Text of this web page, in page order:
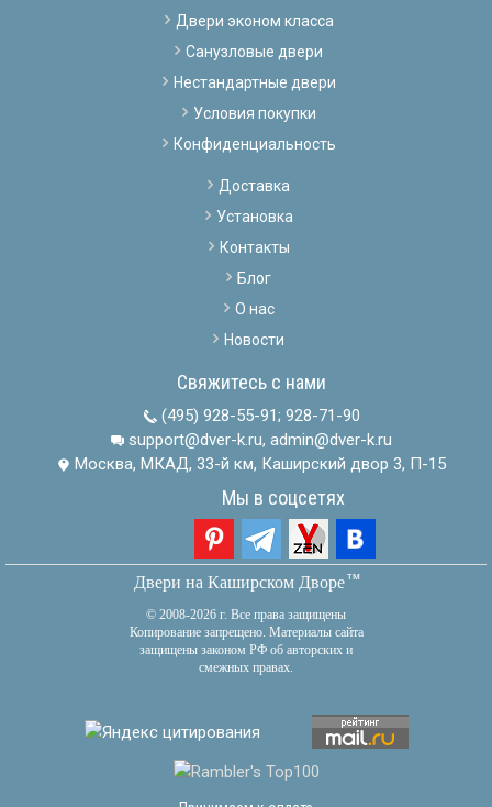
Двери эконом класса
Санузловые двери
Нестандартные двери
Условия покупки
Конфиденциальность
Доставка
Установка
Контакты
Блог
О нас
Новости
Свяжитесь с нами
(495) 928-55-91; 928-71-90
support@dver-k.ru, admin@dver-k.ru
Москва, МКАД, 33-й км, Каширский двор 3, П-15
Мы в соцсетях
Двери на Каширском Дворетм
© 2008-2026 г. Все права защищены
Копирование запрещено. Материалы сайта
защищены законом РФ об авторских и
смежных правах.